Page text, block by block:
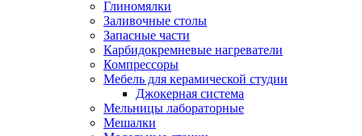
Глиномялки
Заливочные столы
Запасные части
Карбидокремневые нагреватели
Компрессоры
Мебель для керамической студии
Джокерная система
Мельницы лабораторные
Мешалки